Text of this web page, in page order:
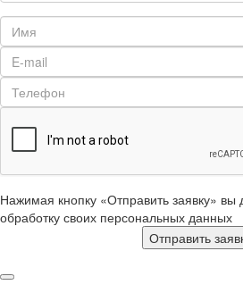
Нажимая кнопку «Отправить заявку» вы
обработку своих персональных данных
Отправить